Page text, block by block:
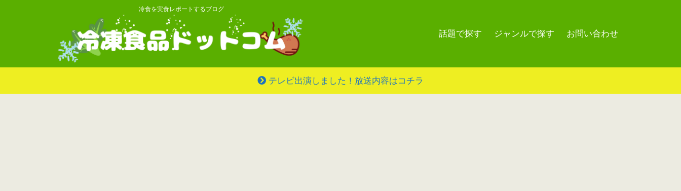
冷食を実食レポートするブログ
話題で探す ジャンルで探す お問い合わせ
テレビ出演しました！放送内容はコチラ